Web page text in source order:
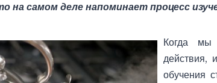
на самом деле напоминает процесс
Когда мы
действия,
обучения